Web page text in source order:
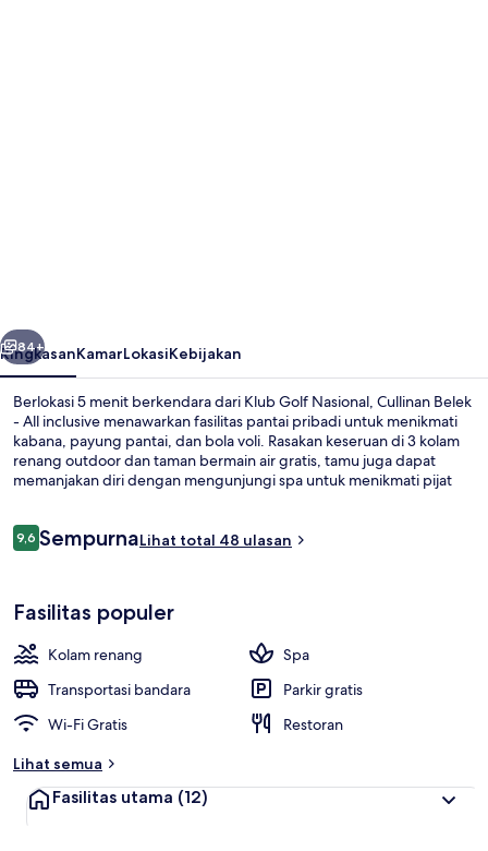
Berikutnya
84+
RingkasanKamarLokasiKebijakan
Berlokasi 5 menit berkendara dari Klub Golf Nasional, Cullinan Belek
- All inclusive menawarkan fasilitas pantai pribadi untuk menikmati
kabana, payung pantai, dan bola voli. Rasakan keseruan di 3 kolam
renang outdoor dan taman bermain air gratis, tamu juga dapat
memanjakan diri dengan mengunjungi spa untuk menikmati pijat
tempat yang sempurna untuk menikmati minuman
Ulasan
9,69,6 dari 10
SempurnaLihat total 48 ulasan
Fasilitas populer
Kolam renang
Spa
Transportasi bandara
Parkir gratis
Wi-Fi Gratis
Restoran
Lihat semua
Fasilitas utama (12)